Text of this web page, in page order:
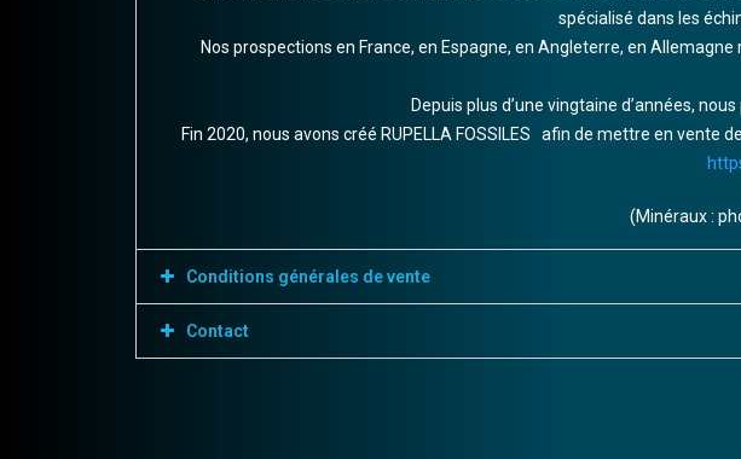
spécialisé dans les
Nos prospections en France, en Espagne, en Angleterre, en
Depuis plus d’une vingtaine d’années,
Fin 2020, nous avons créé RUPELLA FOSSILES afin de mettre en
(Minéraux :
Conditions générales de vente
Contact